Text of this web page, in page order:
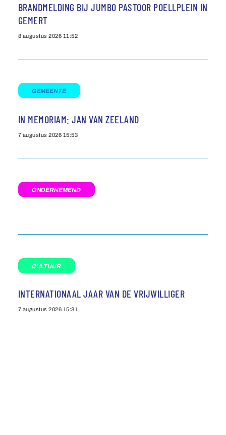
BRANDMELDING BIJ JUMBO PASTOOR POELLPLEIN IN
GEMERT
8 augustus 2026 11:52
GEMEENTE
IN MEMORIAM: JAN VAN ZEELAND
7 augustus 2026 15:53
ONDERNEMEND
CULTUUR
INTERNATIONAAL JAAR VAN DE VRIJWILLIGER
7 augustus 2026 15:31